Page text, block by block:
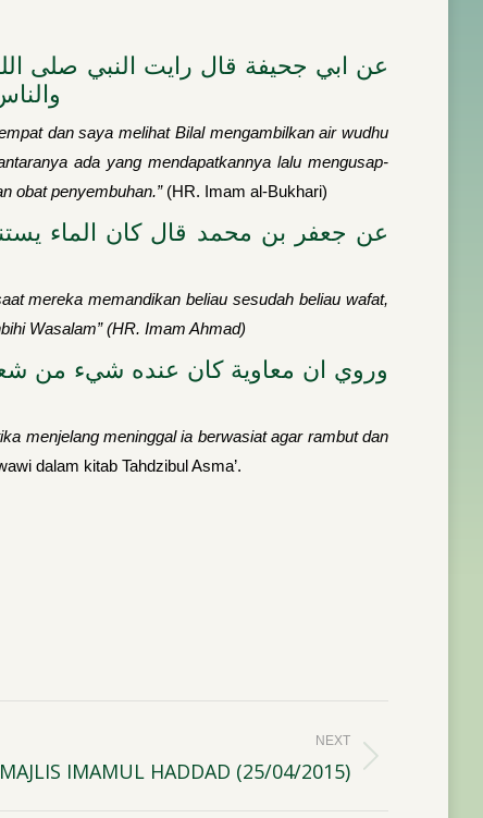
عن ابي جحيفة قال رايت النبي صلى
dan saya melihat Bilal mengambilkan air wudhu
ada yang mendapatkannya lalu mengusap-
obat penyembuhan.” (HR. Imam al-Bukhari)
عن جعفر بن محمد قال كان الماء
mereka meman­dikan beliau sesudah beliau wafat,
Wasalam” (HR. Imam Ahmad)
وروي ان معاوية كان عنده شيء من
menjelang meninggal ia berwasiat agar rambut dan
dalam kitab Tahdzibul Asma’.
NEXT
IMAMUL HADDAD (25/04/2015)